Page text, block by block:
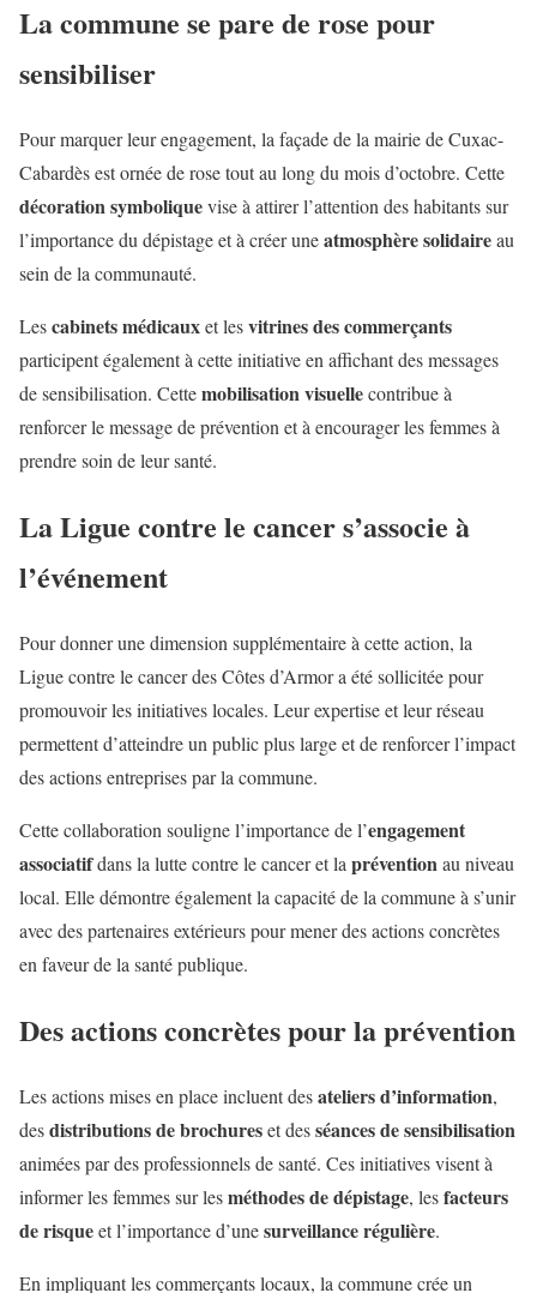
La commune se pare de rose pour
sensibiliser
Pour marquer leur engagement, la façade de la mairie de Cuxac-
Cabardès est ornée de rose tout au long du mois d’octobre. Cette
décoration symboliquevise à attirer l’attention des habitants sur
l’importance du dépistage et à créer uneatmosphère solidaireau
sein de la communauté.
Lescabinets médicauxet lesvitrines des commerçants
participent également à cette initiative en affichant des messages
de sensibilisation. Cettemobilisation visuellecontribue à
renforcer le message de prévention et à encourager les femmes à
prendre soin de leur santé.
La Ligue contre le cancer s’associe à
l’événement
Pour donner une dimension supplémentaire à cette action, la
Ligue contre le cancer des Côtes d’Armor a été sollicitée pour
promouvoir les initiatives locales. Leur expertise et leur réseau
permettent d’atteindre un public plus large et de renforcer l’impact
des actions entreprises par la commune.
Cette collaboration souligne l’importance de l’engagement
associatifdans la lutte contre le cancer et la préventionau niveau
local. Elle démontre également la capacité de la commune à s’unir
avec des partenaires extérieurs pour mener des actions concrètes
en faveur de la santé publique.
Des actions concrètes pour la prévention
Les actions mises en place incluent desateliers d’information,
desdistributions de brochureset desséances de sensibilisation
animées par des professionnels de santé. Ces initiatives visent à
informer les femmes sur lesméthodes de dépistage, lesfacteurs
de risqueet l’importance d’unesurveillance régulière.
En impliquant les commerçants locaux, la commune crée un